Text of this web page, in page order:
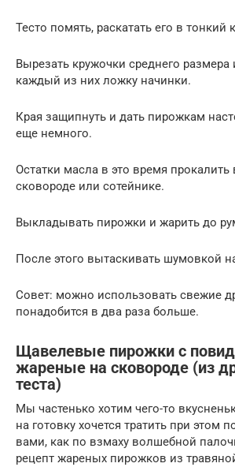
Тесто помять, раскатать его в тонкий
Вырезать кружочки среднего
каждый из них ложку начинки.
Края защипнуть и дать пирожкам
еще немного.
Остатки масла в это время прокалить
сковороде или сотейнике.
Выкладывать пирожки и жарить до
После этого вытаскивать шумовкой
Совет: можно использовать свежие
понадобится в два раза больше.
Щавелевые пирожки с
жареные на сковороде (из
теста)
Мы частенько хотим чего-то
на готовку хочется тратить при этом
вами, как по взмаху волшебной
рецепт жареных пирожков из